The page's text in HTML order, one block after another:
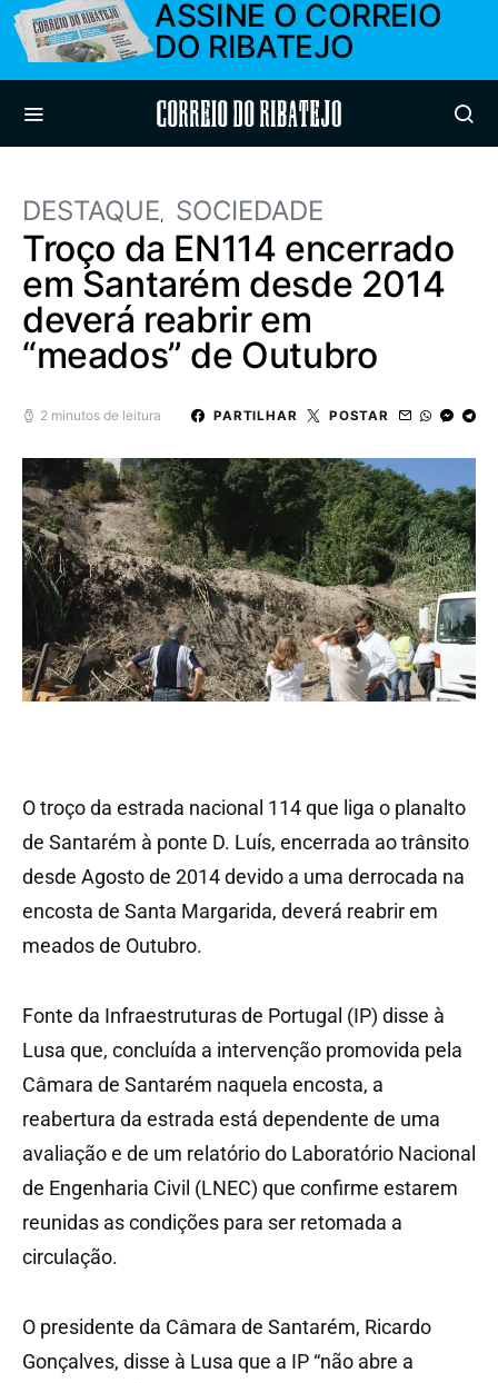
ASSINE O CORREIO
DO RIBATEJO
Correio do Ribatejo
DESTAQUE SOCIEDADE
Troço da EN114 encerrado
em Santarém desde 2014
deverá reabrir em
“meados” de Outubro
2 minutos de leitura PARTILHAR POSTAR
O troço da estrada nacional 114 que liga o planalto
de Santarém à ponte D. Luís, encerrada ao trânsito
desde Agosto de 2014 devido a uma derrocada na
encosta de Santa Margarida, deverá reabrir em
meados de Outubro.
Fonte da Infraestruturas de Portugal (IP) disse à
Lusa que, concluída a intervenção promovida pela
Câmara de Santarém naquela encosta, a
reabertura da estrada está dependente de uma
avaliação e de um relatório do Laboratório Nacional
de Engenharia Civil (LNEC) que confirme estarem
reunidas as condições para ser retomada a
circulação.
O presidente da Câmara de Santarém, Ricardo
Gonçalves, disse à Lusa que a IP “não abre a